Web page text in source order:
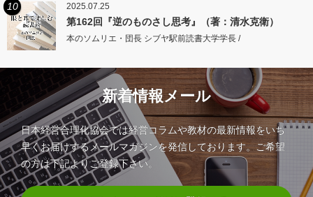
10 2025.07.25
第162回『逆のものさし思考』（著：清水克衛）
本のソムリエ・団長 シブヤ駅前読書大学学長 /
新着情報メール
日本経営合理化協会では経営コラムや教材の最新情報をいち
早くお届けするメールマガジンを発信しております。ご希望
の方は下記よりご登録下さい。